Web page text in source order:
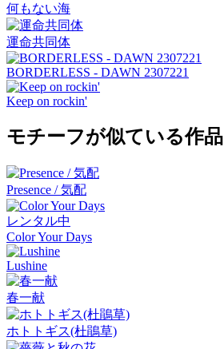
何もない海
運命共同体
BORDERLESS - DAWN 2307221
Keep on rockin'
モチーフが似ている作品
Presence / 気配
レンタル中
Color Your Days
Lushine
春一献
ホトトギス(杜鵑草)